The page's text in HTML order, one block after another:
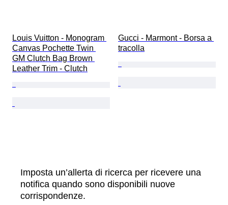
Louis Vuitton - Monogram
Canvas Pochette Twin
GM Clutch Bag Brown
Leather Trim - Clutch
Gucci - Marmont - Borsa a
tracolla
Imposta un’allerta di ricerca per ricevere una
notifica quando sono disponibili nuove
corrispondenze.